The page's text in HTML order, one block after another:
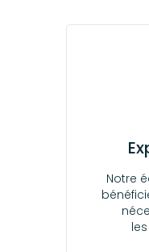
Notre